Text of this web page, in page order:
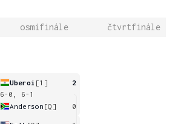
osmifinále čtvrtfinále
Uberoi [1]
2
6-0, 6-1
Anderson [Q] 0